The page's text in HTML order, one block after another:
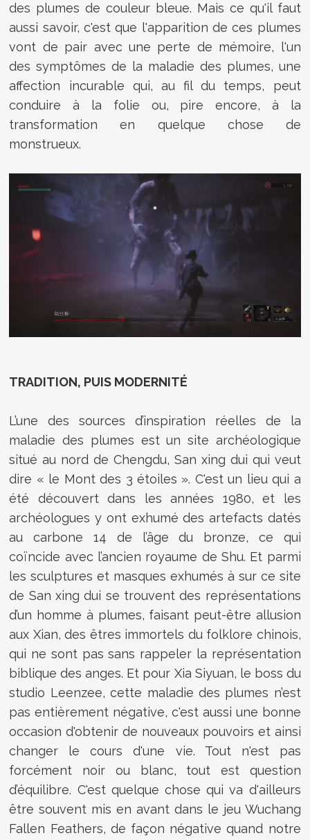
des plumes de couleur bleue. Mais ce qu'il faut
aussi savoir, c'est que l'apparition de ces plumes
vont de pair avec une perte de mémoire, l'un
des symptômes de la maladie des plumes, une
affection incurable qui, au fil du temps, peut
conduire à la folie ou, pire encore, à la
transformation en quelque chose de
monstrueux.
TRADITION, PUIS MODERNITÉ
L’une des sources d’inspiration réelles de la
maladie des plumes est un site archéologique
situé au nord de Chengdu, San xing dui qui veut
dire « le Mont des 3 étoiles ». C'est un lieu qui a
été découvert dans les années 1980, et les
archéologues y ont exhumé des artefacts datés
au carbone 14 de l’âge du bronze, ce qui
coïncide avec l’ancien royaume de Shu. Et parmi
les sculptures et masques exhumés à sur ce site
de San xing dui se trouvent des représentations
d’un homme à plumes, faisant peut-être allusion
aux Xian, des êtres immortels du folklore chinois,
qui ne sont pas sans rappeler la représentation
biblique des anges. Et pour Xia Siyuan, le boss du
studio Leenzee, cette maladie des plumes n’est
pas entièrement négative, c'est aussi une bonne
occasion d'obtenir de nouveaux pouvoirs et ainsi
changer le cours d'une vie. Tout n'est pas
forcément noir ou blanc, tout est question
d’équilibre. C'est quelque chose qui va d'ailleurs
être souvent mis en avant dans le jeu Wuchang
Fallen Feathers, de façon négative quand notre